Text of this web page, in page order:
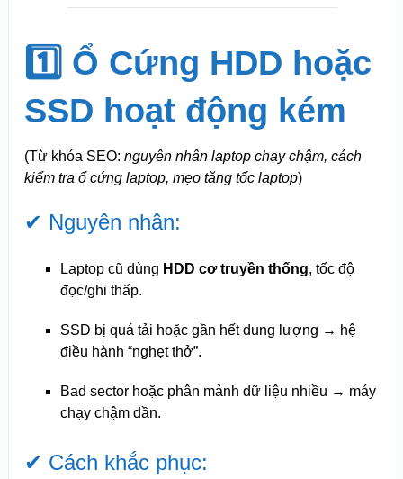
1️⃣ Ổ Cứng HDD hoặc
SSD hoạt động kém
(Từ khóa SEO: nguyên nhân laptop chạy chậm, cách
kiểm tra ổ cứng laptop, mẹo tăng tốc laptop)
✔ Nguyên nhân:
Laptop cũ dùng HDD cơ truyền thống, tốc độ
đọc/ghi thấp.
SSD bị quá tải hoặc gần hết dung lượng → hệ
điều hành “nghẹt thở”.
Bad sector hoặc phân mảnh dữ liệu nhiều → máy
chạy chậm dần.
✔ Cách khắc phục: